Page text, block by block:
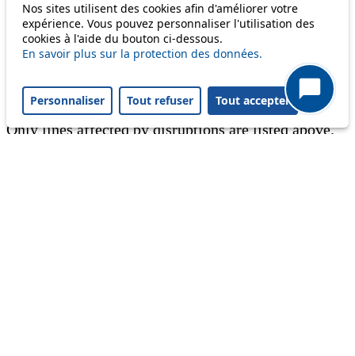
Information
Ongoing disruption
Reset filters
Only lines affected by disruptions are listed above.
Nos sites utilisent des cookies afin d'améliorer votre
expérience. Vous pouvez personnaliser l'utilisation des
cookies à l'aide du bouton ci-dessous.
En savoir plus sur la protection des données.
Personnaliser Tout refuser Tout accepter